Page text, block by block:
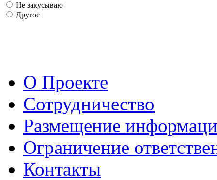
Не закусываю
Другое
О Проекте
Сотрудничество
Размещение
Ограничение
Контакты